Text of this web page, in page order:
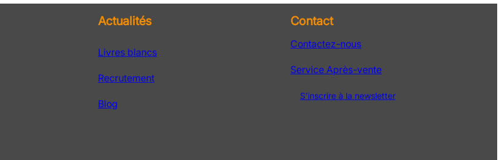
Actualités
Livres blancs
Recrutement
Blog
Contact
Contactez-nous
Service Après-vente
S’inscrire à la newsletter